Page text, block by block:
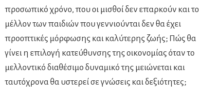
προσωπικό χρόνο, που οι μισθοί δεν επαρκούν και το
μέλλον των παιδιών που γεννιούνται δεν θα έχει
προοπτικές μόρφωσης και καλύτερης ζωής; Πώς θα
γίνει η επιλογή κατεύθυνσης της οικονομίας όταν το
μελλοντικό διαθέσιμο δυναμικό της μειώνεται και
ταυτόχρονα θα υστερεί σε γνώσεις και δεξιότητες;